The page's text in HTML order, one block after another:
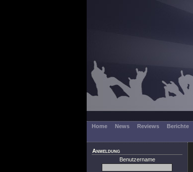
Home News Reviews Berichte
Anmeldung
Benutzername